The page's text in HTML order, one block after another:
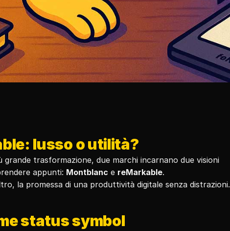
lusso o utilità?
trasformazione, due marchi incarnano due visioni
appunti: Montblanc e reMarkable.
la promessa di una produttività digitale senza distrazioni.
status symbol